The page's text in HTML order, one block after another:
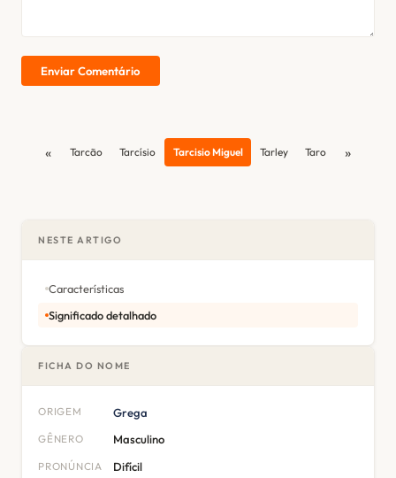
Enviar Comentário
« Tarcão Tarcísio Tarcisio Miguel Tarley Taro »
NESTE ARTIGO
Características
Significado detalhado
FICHA DO NOME
ORIGEM Grega
GÊNERO Masculino
PRONÚNCIA Difícil